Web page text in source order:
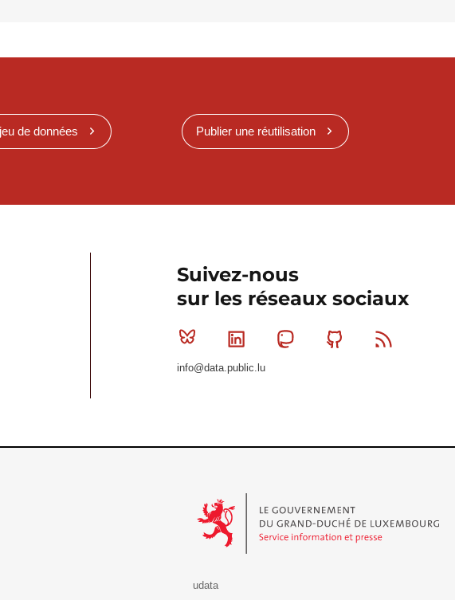
de données Publier une réutilisation
Suivez-nous
sur les réseaux sociaux
Bluesky Linkedin MastodonGithub
info@data.public.lu
udata